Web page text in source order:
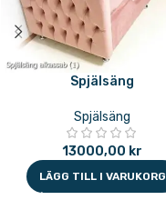
Spjälsäng
Spjälsäng
13000,00 kr
LÄGG TILL I VARUKORG